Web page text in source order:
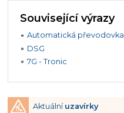
Související výrazy
Automatická převodovka
DSG
7G - Tronic
Aktuální uzavírky